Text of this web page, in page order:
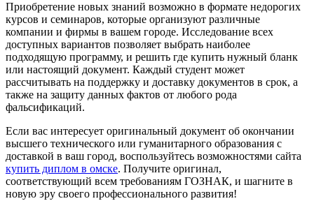
Приобретение новых знаний возможно в формате недорогих
курсов и семинаров, которые организуют различные
компании и фирмы в вашем городе. Исследование всех
доступных вариантов позволяет выбрать наиболее
подходящую программу, и решить где купить нужный бланк
или настоящий документ. Каждый студент может
рассчитывать на поддержку и доставку документов в срок, а
также на защиту данных фактов от любого рода
фальсификаций.
Если вас интересует оригинальный документ об окончании
высшего технического или гуманитарного образования с
доставкой в ваш город, воспользуйтесь возможностями сайта
купить диплом в омске. Получите оригинал,
соответствующий всем требованиям ГОЗНАК, и шагните в
новую эру своего профессионального развития!